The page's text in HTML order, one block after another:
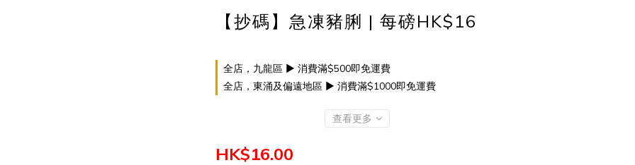
【抄碼】急凍豬脷 | 每磅HK$16
全店，九龍區 ▶ 消費滿$500即免運費
全店，東涌及偏遠地區 ▶ 消費滿$1000即免運費
查看更多
HK$16.00